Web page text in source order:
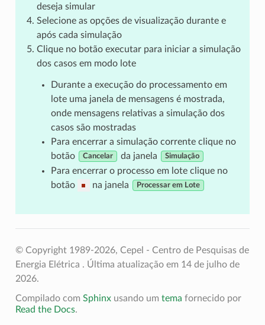
deseja simular
Selecione as opções de visualização durante e
após cada simulação
Clique no botão executar para iniciar a simulação
dos casos em modo lote
Durante a execução do processamento em
lote uma janela de mensagens é mostrada,
onde mensagens relativas a simulação dos
casos são mostradas
Para encerrar a simulação corrente clique no
botão
Cancelar da janela Simulação
Para encerrar o processo em lote clique no
botão
na janela Processar em Lote
© Copyright 1989-2026, Cepel - Centro de Pesquisas de
Energia Elétrica . Última atualização em 14 de julho de
2026.
Compilado com Sphinxusando um tema fornecido por
Read the Docs.